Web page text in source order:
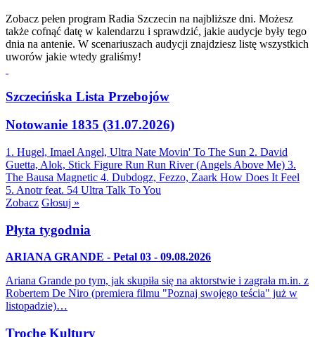
Zobacz pełen program Radia Szczecin na najbliższe dni. Możesz
także cofnąć datę w kalendarzu i sprawdzić, jakie audycje były tego
dnia na antenie. W scenariuszach audycji znajdziesz listę wszystkich
uworów jakie wtedy graliśmy!
Szczecińska Lista Przebojów
Notowanie 1835 (31.07.2026)
1. Hugel, Imael Angel, Ultra Nate Movin' To The Sun 2. David
Guetta, Alok, Stick Figure Run Run River (Angels Above Me) 3.
The Bausa Magnetic 4. Dubdogz, Fezzo, Zaark How Does It Feel
5. Anotr feat. 54 Ultra Talk To You
Zobacz Głosuj »
Płyta tygodnia
ARIANA GRANDE - Petal 03 - 09.08.2026
Ariana Grande po tym, jak skupiła się na aktorstwie i zagrała m.in. z
Robertem De Niro (premiera filmu "Poznaj swojego teścia" już w
listopadzie)…
Trochę Kultury